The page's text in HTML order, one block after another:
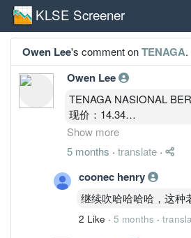
KLSE Screener
Owen Lee's comment onTENAGA.
Owen Lee
TENAGA NASIONAL
现价：14.34
执行版本：MBOW 3.5-Pro
一、周期定位
3M（大周期锚）
明确 V 型修复完成
突破 10–12 区间
MACD 主升段延续
OBV 回到高位
Show more
5 months · translate ·
coonec henry
继续吹哈哈哈哈，这种
2 Like · 5 months ·